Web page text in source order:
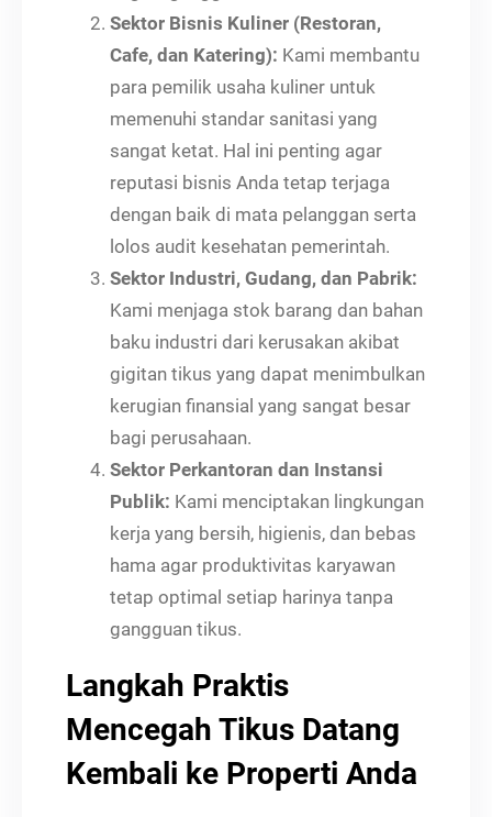
Sektor Bisnis Kuliner (Restoran,
Cafe, dan Katering): Kami membantu
para pemilik usaha kuliner untuk
memenuhi standar sanitasi yang
sangat ketat. Hal ini penting agar
reputasi bisnis Anda tetap terjaga
dengan baik di mata pelanggan serta
lolos audit kesehatan pemerintah.
Sektor Industri, Gudang, dan Pabrik:
Kami menjaga stok barang dan bahan
baku industri dari kerusakan akibat
gigitan tikus yang dapat menimbulkan
kerugian finansial yang sangat besar
bagi perusahaan.
Sektor Perkantoran dan Instansi
Publik: Kami menciptakan lingkungan
kerja yang bersih, higienis, dan bebas
hama agar produktivitas karyawan
tetap optimal setiap harinya tanpa
gangguan tikus.
Langkah Praktis
Mencegah Tikus Datang
Kembali ke Properti Anda